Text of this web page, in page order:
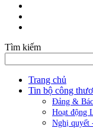
Tìm kiếm
Trang chủ
Tin bộ công
Đảng &
Hoạt động
Nghị quyết